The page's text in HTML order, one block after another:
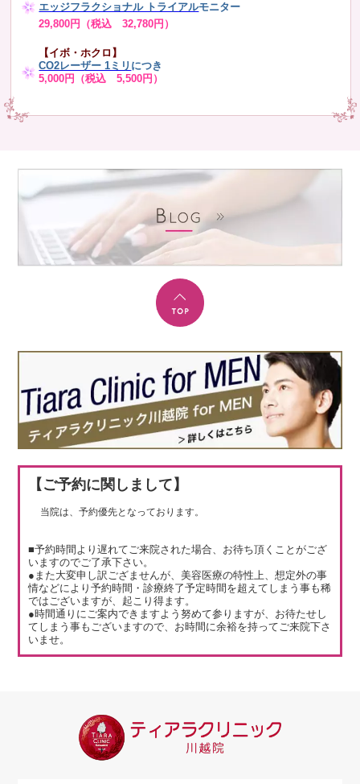
エッジフラクショナル トライアルモニター
29,800円（税込 32,780円）
【イボ・ホクロ】
CO2レーザー 1ミリ につき
5,000円（税込 5,500円）
【ご予約に関しまして】
当院は、予約優先となっております。
■予約時間より遅れてご来院された場合、お待ち頂くことがござ
いますのでご了承下さい。
●また大変申し訳ござませんが、美容医療の特性上、想定外の事
情などにより予約時間・診療終了予定時間を超えてしまう事も稀
ではございますが、起こり得ます。
●時間通りにご案内できますよう努めて参りますが、お待たせし
てしまう事もございますので、お時間に余裕を持ってご来院下さ
いませ。